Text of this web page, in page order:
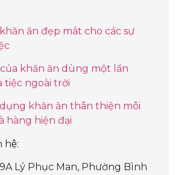
ăn đẹp mắt cho các sự
khăn ăn dùng một lần
tiệc ngoài trời
khăn ăn thân thiện môi
hàng hiện đại
hệ:
Lý Phục Man, Phường Bình